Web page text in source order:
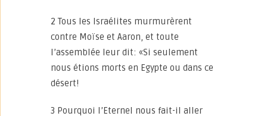
2 Tous les Israélites murmurèrent
contre Moïse et Aaron, et toute
l’assemblée leur dit: «Si seulement
nous étions morts en Egypte ou dans ce
désert!
3 Pourquoi l’Eternel nous fait-il aller